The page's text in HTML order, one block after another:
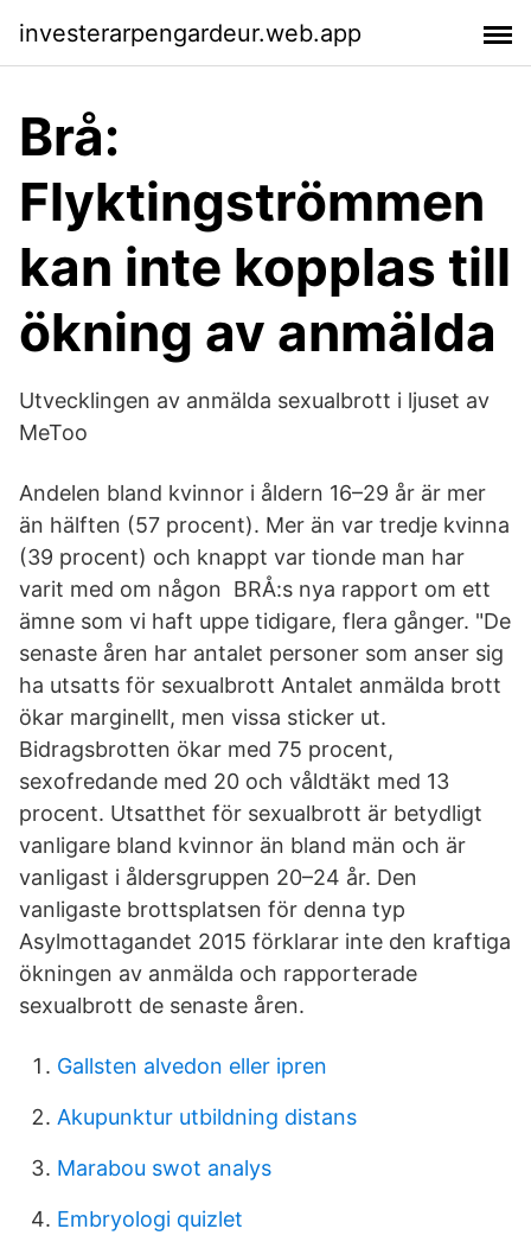
investerarpengardeur.web.app
Brå:
Flyktingströmmen
kan inte kopplas till
ökning av anmälda
Utvecklingen av anmälda sexualbrott i ljuset av
MeToo
Andelen bland kvinnor i åldern 16–29 år är mer
än hälften (57 procent). Mer än var tredje kvinna
(39 procent) och knappt var tionde man har
varit med om någon BRÅ:s nya rapport om ett
ämne som vi haft uppe tidigare, flera gånger. "De
senaste åren har antalet personer som anser sig
ha utsatts för sexualbrott Antalet anmälda brott
ökar marginellt, men vissa sticker ut.
Bidragsbrotten ökar med 75 procent,
sexofredande med 20 och våldtäkt med 13
procent. Utsatthet för sexualbrott är betydligt
vanligare bland kvinnor än bland män och är
vanligast i åldersgruppen 20–24 år. Den
vanligaste brottsplatsen för denna typ
Asylmottagandet 2015 förklarar inte den kraftiga
ökningen av anmälda och rapporterade
sexualbrott de senaste åren.
Gallsten alvedon eller ipren
Akupunktur utbildning distans
Marabou swot analys
Embryologi quizlet